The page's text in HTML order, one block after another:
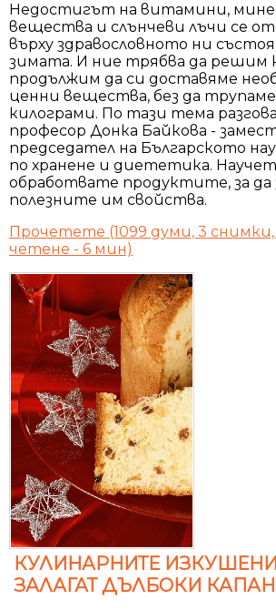
Недостигът на витамини,
вещества и слънчеви лъчи се
върху здравословното ни
зимата. И ние трябва да решим
продължим да си доставяме
ценни вещества, без да
килограми. По тази тема
професор Донка Байкова -
председател на Българското
по хранене и диететика.
обработвате продуктите, за да
полезните им свойства.
Прочетете (1099 думи, 3 снимки,
четене - 6 мин)
КУЛИНАРНИТЕ
ЗАЛАГАТ ДЪЛБОКИ